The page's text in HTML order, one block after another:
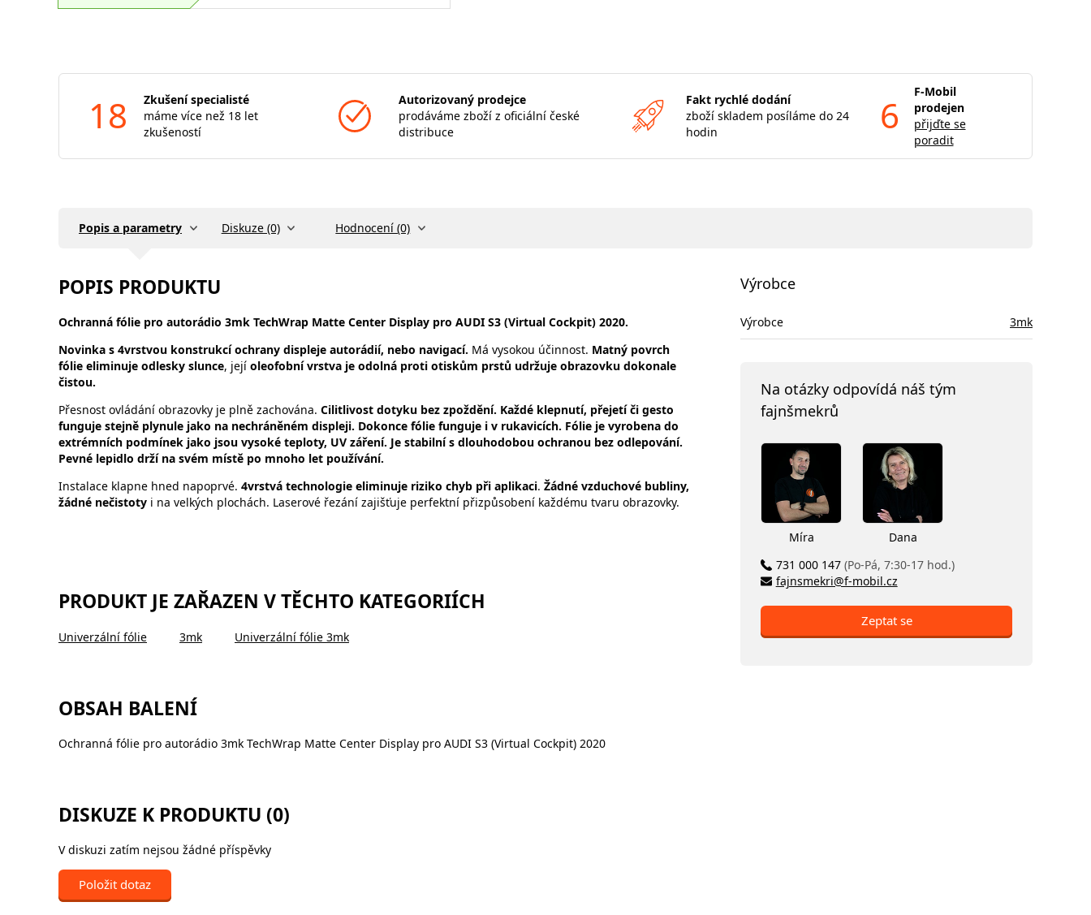
18
Zkušení specialisté
máme více než 18 let
zkušeností
Autorizovaný prodejce
prodáváme zboží z oficiální české
distribuce
Fakt rychlé dodání
zboží skladem posíláme do 24
hodin
6
F-Mobil
prodejen
přijďte se
poradit
Popis a parametry Diskuze (0) Hodnocení (0)
POPIS PRODUKTU
Ochranná fólie pro autorádio 3mk TechWrap Matte Center Display pro AUDI S3 (Virtual Cockpit) 2020.
Novinka s 4vrstvou konstrukcí ochrany displeje autorádií, nebo navigací. Má vysokou účinnost. Matný povrch
fólie eliminuje odlesky slunce, její oleofobní vrstva je odolná proti otiskům prstů udržuje obrazovku dokonale
čistou.
Přesnost ovládání obrazovky je plně zachována. Cilitlivost dotyku bez zpoždění. Každé klepnutí, přejetí či gesto
funguje stejně plynule jako na nechráněném displeji. Dokonce fólie funguje i v rukavicích. Fólie je vyrobena do
extrémních podmínek jako jsou vysoké teploty, UV záření. Je stabilní s dlouhodobou ochranou bez odlepování.
Pevné lepidlo drží na svém místě po mnoho let používání.
Instalace klapne hned napoprvé. 4vrstvá technologie eliminuje riziko chyb při aplikaci. Žádné vzduchové bubliny,
žádné nečistoty i na velkých plochách. Laserové řezání zajišťuje perfektní přizpůsobení každému tvaru obrazovky.
PRODUKT JE ZAŘAZEN V TĚCHTO KATEGORIÍCH
Univerzální fólie 3mk Univerzální fólie 3mk
OBSAH BALENÍ
Ochranná fólie pro autorádio 3mk TechWrap Matte Center Display pro AUDI S3 (Virtual Cockpit) 2020
DISKUZE K PRODUKTU (0)
V diskuzi zatím nejsou žádné příspěvky
Položit dotaz
Výrobce
Výrobce 3mk
Na otázky odpovídá náš tým
fajnšmekrů
Míra
Dana
731 000 147 (Po-Pá, 7:30-17 hod.)
fajnsmekri@f-mobil.cz
Zeptat se